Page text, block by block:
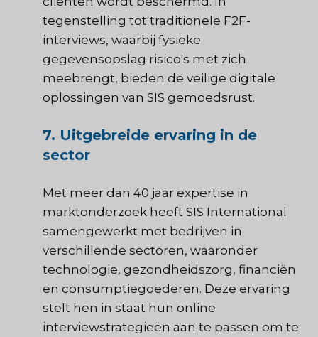
tegenstelling tot traditionele F2F-
interviews, waarbij fysieke
gegevensopslag risico's met zich
meebrengt, bieden de veilige digitale
oplossingen van SIS gemoedsrust.
7. Uitgebreide ervaring in de
sector
Met meer dan 40 jaar expertise in
marktonderzoek heeft SIS International
samengewerkt met bedrijven in
verschillende sectoren, waaronder
technologie, gezondheidszorg, financiën
en consumptiegoederen. Deze ervaring
stelt hen in staat hun online
interviewstrategieën aan te passen om te